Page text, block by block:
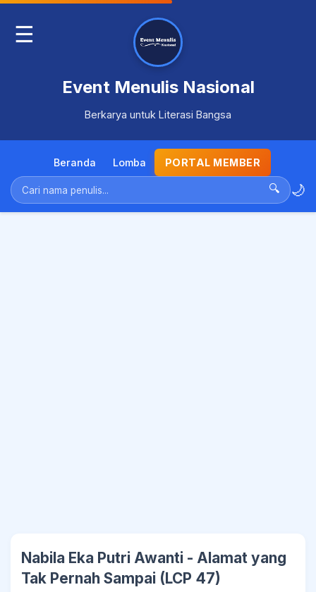
☰
Event Menulis Nasional
Berkarya untuk Literasi Bangsa
Beranda Lomba PORTAL MEMBER
🔍 🌙
Nabila Eka Putri Awanti - Alamat yang
Tak Pernah Sampai (LCP 47)